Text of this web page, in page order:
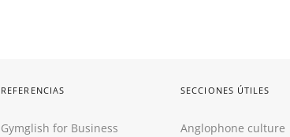
REFERENCIAS
Gymglish for Business
SECCIONES ÚTILES
Anglophone culture